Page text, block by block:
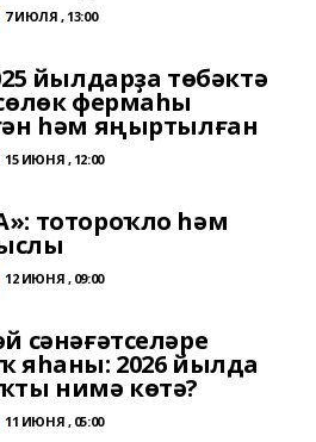
7 ИЮЛЯ , 13:00
йылдарҙа төбәктә
фермаһы
һәм яңыртылған
15 ИЮНЯ , 12:00
тотороҡло һәм
12 ИЮНЯ , 09:00
сәнәғәтселәре
яһаны: 2026 йылда
нимә көтә?
11 ИЮНЯ , 05:00